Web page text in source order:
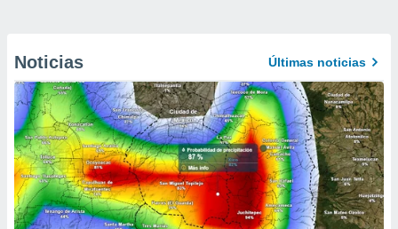
Noticias Últimas noticias